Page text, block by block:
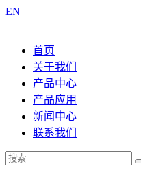
EN
首页
关于我们
产品中心
产品应用
新闻中心
联系我们